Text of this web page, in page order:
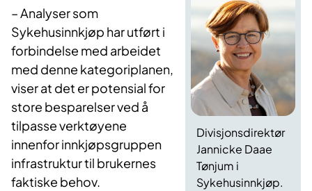
Divisjonsdirektør
Jannicke Daae
Tønjum i
Sykehusinnkjøp.
– Analyser som
Sykehusinnkjøp har utført i
forbindelse med arbeidet
med denne kategoriplanen,
viser at det er potensial for
store besparelser ved å
tilpasse verktøyene
innenfor innkjøpsgruppen
infrastruktur til brukernes
faktiske behov.